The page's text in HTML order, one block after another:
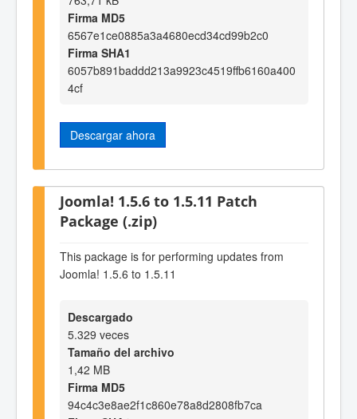
Firma MD5
6567e1ce0885a3a4680ecd34cd99b2c0
Firma SHA1
6057b891baddd213a9923c4519ffb6160a400
4cf
Descargar ahora
Joomla! 1.5.6 to 1.5.11 Patch
Package (.zip)
This package is for performing updates from
Joomla! 1.5.6 to 1.5.11
Descargado
5.329 veces
Tamaño del archivo
1,42 MB
Firma MD5
94c4c3e8ae2f1c860e78a8d2808fb7ca